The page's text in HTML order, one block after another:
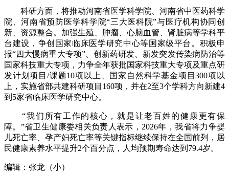
科研方面，将推动河南省医学科学院、河南省中医药科学
院、河南省预防医学科学院“三大医科院”与医疗机构协同创
新、资源整合。加强生殖、肿瘤、心脑血管、肾脏病等学科平
台建设，争创国家临床医学研究中心等国家级平台。积极申
报“四大慢病重大专项”、创新药研发、新发突发传染病防治等
国家科技重大专项，力争全年获批国家科技重大专项及重点研
发计划项目/课题10项以上、国家自然科学基金项目300项以
上，实施省部共建科研项目160项，并在2至3个学科方向新建4
到5家省临床医学研究中心。
“我们所有工作的核心，就是让老百姓的健康更有保
障。”省卫生健康委相关负责人表示，2026年，我省将力争婴
儿死亡率、孕产妇死亡率等关键指标继续保持在全国前列，居
民健康素养水平提升2个百分点，人均预期寿命达到79.4岁。
编辑：张龙（小）